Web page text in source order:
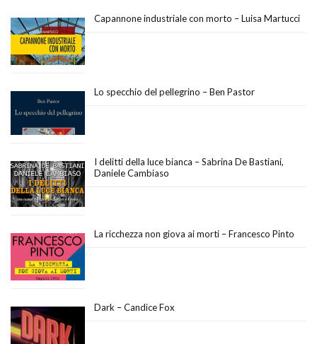
Capannone industriale con morto – Luisa Martucci
Lo specchio del pellegrino – Ben Pastor
I delitti della luce bianca – Sabrina De Bastiani,
Daniele Cambiaso
La ricchezza non giova ai morti – Francesco Pinto
Dark – Candice Fox